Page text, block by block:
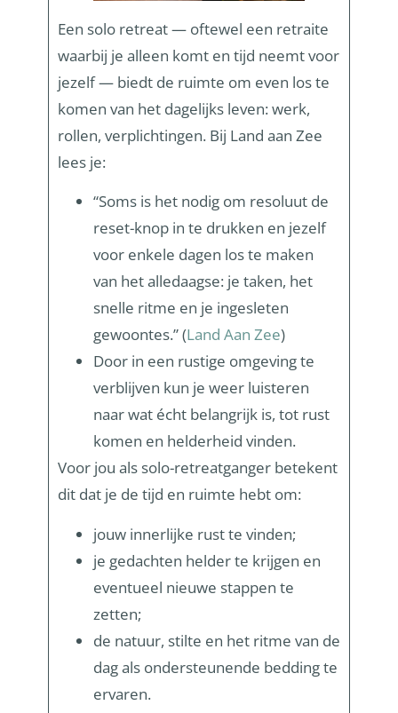
Een solo retreat — oftewel een retraite
waarbij je alleen komt en tijd neemt voor
jezelf — biedt de ruimte om even los te
komen van het dagelijks leven: werk,
rollen, verplichtingen. Bij Land aan Zee
lees je:
“Soms is het nodig om resoluut de
reset-knop in te drukken en jezelf
voor enkele dagen los te maken
van het alledaagse: je taken, het
snelle ritme en je ingesleten
gewoontes.” (Land Aan Zee)
Door in een rustige omgeving te
verblijven kun je weer luisteren
naar wat écht belangrijk is, tot rust
komen en helderheid vinden.
Voor jou als solo-retreatganger betekent
dit dat je de tijd en ruimte hebt om:
jouw innerlijke rust te vinden;
je gedachten helder te krijgen en
eventueel nieuwe stappen te
zetten;
de natuur, stilte en het ritme van de
dag als ondersteunende bedding te
ervaren.